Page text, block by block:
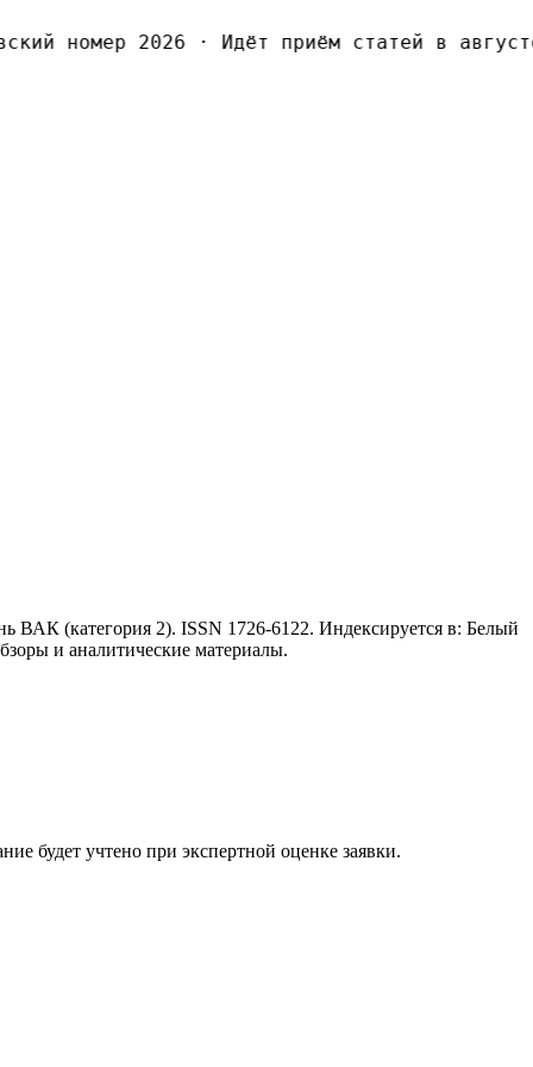
номер 2026·Идёт приём статей в
ВАК (категория 2). ISSN 1726-6122. Индексируется в: Белый
и аналитические материалы.
будет учтено при экспертной оценке заявки.